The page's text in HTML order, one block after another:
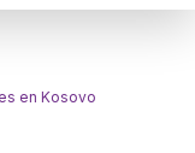
en Kosovo